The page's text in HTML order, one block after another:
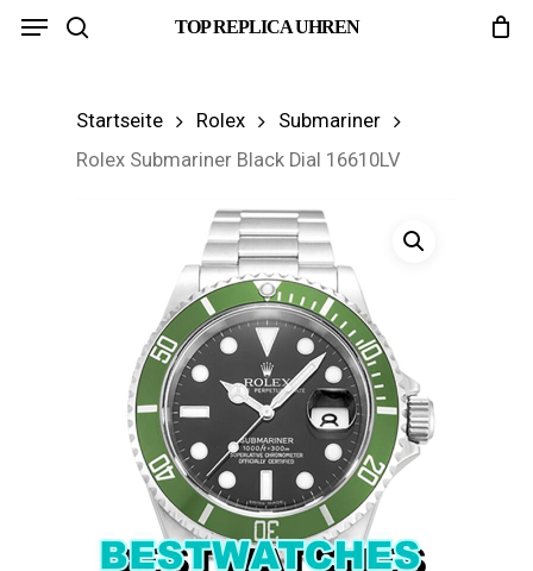
Skip
TOP REPLICA UHREN
Menu
Startseite Rolex
Submariner
Rolex Submariner Black Dial 16610LV